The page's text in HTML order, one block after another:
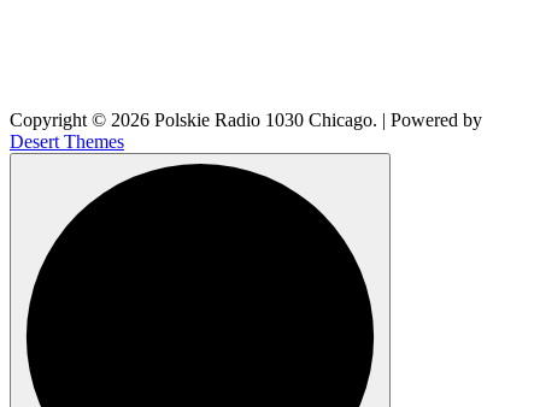
Copyright © 2026 Polskie Radio 1030 Chicago. | Powered by
Desert Themes